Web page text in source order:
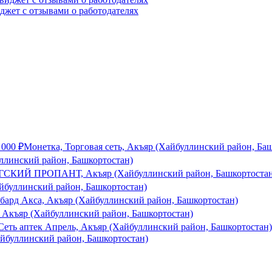
с отзывами о работодателях
000 ₽Монетка, Торговая сеть, Акъяр (Хайбуллинский район,
район, Башкортостан)
ПРОПАНТ, Акъяр (Хайбуллинский район,
район, Башкортостан)
Акса, Акъяр (Хайбуллинский район, Башкортостан)
(Хайбуллинский район, Башкортостан)
аптек Апрель, Акъяр (Хайбуллинский район, Башкортостан)
район, Башкортостан)